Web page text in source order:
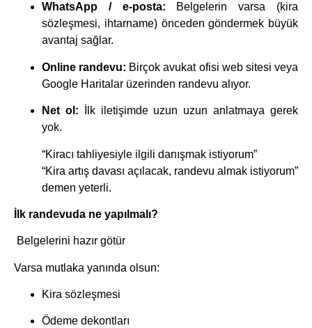
WhatsApp / e-posta: Belgelerin varsa (kira
sözleşmesi, ihtarname) önceden göndermek büyük
avantaj sağlar.
Online randevu: Birçok avukat ofisi web sitesi veya
Google Haritalar üzerinden randevu alıyor.
Net ol: İlk iletişimde uzun uzun anlatmaya gerek
yok.
“Kiracı tahliyesiyle ilgili danışmak istiyorum”
“Kira artış davası açılacak, randevu almak istiyorum”
demen yeterli.
İlk randevuda ne yapılmalı?
Belgelerini hazır götür
Varsa mutlaka yanında olsun:
Kira sözleşmesi
Ödeme dekontları